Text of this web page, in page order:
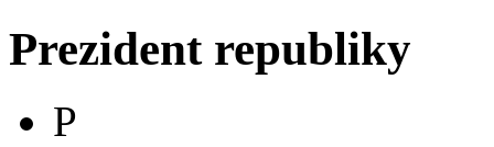
Prezident republiky
P